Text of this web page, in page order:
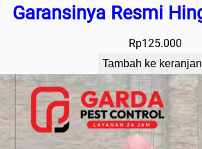
Garansinya Resmi
Rp125.000
Tambah ke